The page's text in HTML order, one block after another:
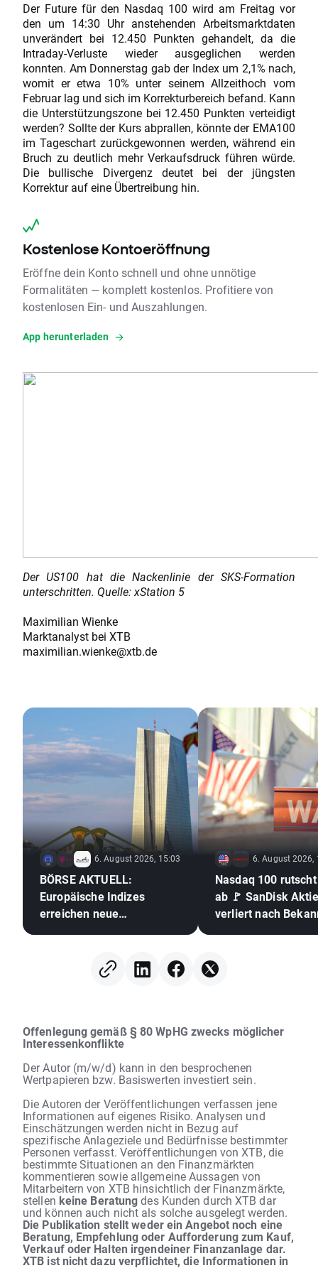
Der Future für den Nasdaq 100 wird am Freitag vor
den um 14:30 Uhr anstehenden Arbeitsmarktdaten
unverändert bei 12.450 Punkten gehandelt, da die
Intraday-Verluste wieder ausgeglichen werden
konnten. Am Donnerstag gab der Index um 2,1% nach,
womit er etwa 10% unter seinem Allzeithoch vom
Februar lag und sich im Korrekturbereich befand. Kann
die Unterstützungszone bei 12.450 Punkten verteidigt
werden? Sollte der Kurs abprallen, könnte der EMA100
im Tageschart zurückgewonnen werden, während ein
Bruch zu deutlich mehr Verkaufsdruck führen würde.
Die bullische Divergenz deutet bei der jüngsten
Korrektur auf eine Übertreibung hin.
Kostenlose Kontoeröffnung
Eröffne dein Konto schnell und ohne unnötige
Formalitäten — komplett kostenlos. Profitiere von
kostenlosen Ein- und Auszahlungen.
App herunterladen
Der US100 hat die Nackenlinie der SKS-Formation
unterschritten. Quelle: xStation 5
Maximilian Wienke
Marktanalyst bei XTB
maximilian.wienke@xtb.de
6. August 2026, 15:03
BÖRSE AKTUELL:
Europäische Indizes
erreichen neue
6. August 2026,
Nasdaq 100
ab 🚩 SanDisk Aktie
verliert nach
Offenlegung gemäß § 80 WpHG zwecks möglicher
Interessenkonflikte
Der Autor (m/w/d) kann in den besprochenen
Wertpapieren bzw. Basiswerten investiert sein.
Die Autoren der Veröffentlichungen verfassen jene
Informationen auf eigenes Risiko. Analysen und
Einschätzungen werden nicht in Bezug auf
spezifische Anlageziele und Bedürfnisse bestimmter
Personen verfasst. Veröffentlichungen von XTB, die
bestimmte Situationen an den Finanzmärkten
kommentieren sowie allgemeine Aussagen von
Mitarbeitern von XTB hinsichtlich der Finanzmärkte,
stellen keine Beratungdes Kunden durch XTB dar
und können auch nicht als solche ausgelegt werden.
Die Publikation stellt weder ein Angebot noch eine
Beratung, Empfehlung oder Aufforderung zum Kauf,
Verkauf oder Halten irgendeiner Finanzanlage dar.
XTB ist nicht dazu verpflichtet, die Informationen in